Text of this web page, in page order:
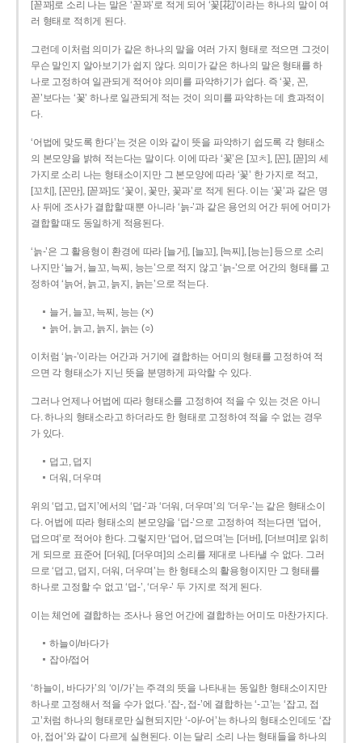
[꼳꽈]로 소리 나는 말은 ‘꼳꽈’로 적게 되어 ‘꽃[花]’이라는 하나의 말이 여
러 형태로 적히게 된다.
그런데 이처럼 의미가 같은 하나의 말을 여러 가지 형태로 적으면 그것이
무슨 말인지 알아보기가 쉽지 않다. 의미가 같은 하나의 말은 형태를 하
나로 고정하여 일관되게 적어야 의미를 파악하기가 쉽다. 즉 ‘꽃, 꼰,
꼳’보다는 ‘꽃’ 하나로 일관되게 적는 것이 의미를 파악하는 데 효과적이
다.
‘어법에 맞도록 한다’는 것은 이와 같이 뜻을 파악하기 쉽도록 각 형태소
의 본모양을 밝혀 적는다는 말이다. 이에 따라 ‘꽃’은 [꼬ㅊ], [꼰], [꼳]의 세
가지로 소리 나는 형태소이지만 그 본모양에 따라 ‘꽃’ 한 가지로 적고,
[꼬치], [꼰만], [꼳꽈]도 ‘꽃이, 꽃만, 꽃과’로 적게 된다. 이는 ‘꽃’과 같은 명
사 뒤에 조사가 결합할 때뿐 아니라 ‘늙-’과 같은 용언의 어간 뒤에 어미가
결합할 때도 동일하게 적용된다.
‘늙-’은 그 활용형이 환경에 따라 [늘거], [늘꼬], [늑찌], [능는] 등으로 소리
나지만 ‘늘거, 늘꼬, 늑찌, 능는’으로 적지 않고 ‘늙-’으로 어간의 형태를 고
정하여 ‘늙어, 늙고, 늙지, 늙는’으로 적는다.
늘거, 늘꼬, 늑찌, 능는 (×)
늙어, 늙고, 늙지, 늙는 (○)
이처럼 ‘늙-­’이라는 어간과 거기에 결합하는 어미의 형태를 고정하여 적
으면 각 형태소가 지닌 뜻을 분명하게 파악할 수 있다.
그러나 언제나 어법에 따라 형태소를 고정하여 적을 수 있는 것은 아니
다. 하나의 형태소라고 하더라도 한 형태로 고정하여 적을 수 없는 경우
가 있다.
덥고, 덥지
더워, 더우며
위의 ‘덥고, 덥지’에서의 ‘덥-­’과 ‘더워, 더우며’의 ‘더우-­’는 같은 형태소이
다. 어법에 따라 형태소의 본모양을 ‘덥-­’으로 고정하여 적는다면 ‘덥어,
덥으며’로 적어야 한다. 그렇지만 ‘덥어, 덥으며’는 [더버], [더브며]로 읽히
게 되므로 표준어 [더워], [더우며]의 소리를 제대로 나타낼 수 없다. 그러
므로 ‘덥고, 덥지, 더워, 더우며’는 한 형태소의 활용형이지만 그 형태를
하나로 고정할 수 없고 ‘덥-’, ‘더우-’ 두 가지로 적게 된다.
이는 체언에 결합하는 조사나 용언 어간에 결합하는 어미도 마찬가지다.
하늘이/바다가
잡아/접어
‘하늘이, 바다가’의 ‘이/가’는 주격의 뜻을 나타내는 동일한 형태소이지만
하나로 고정해서 적을 수가 없다. ‘잡-, 접-’에 결합하는 ‘-고’는 ‘잡고, 접
고’처럼 하나의 형태로만 실현되지만 ‘-아/-어’는 하나의 형태소인데도 ‘잡
아, 접어’와 같이 다르게 실현된다. 이는 달리 소리 나는 형태들을 하나의